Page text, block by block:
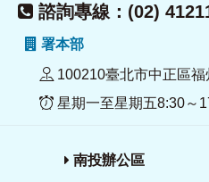
諮詢專線：(02)
署本部
100210臺北市中正區福
星期一至星期五8:30～
南投辦公區